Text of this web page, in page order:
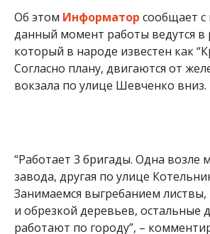
работают по городу”, –
происходящее мастер бригады
Наталья. Чистка улицы проходит
руководством, она корректирует
Подчиненные выполняют задачу
скорой помощи в Никополе.